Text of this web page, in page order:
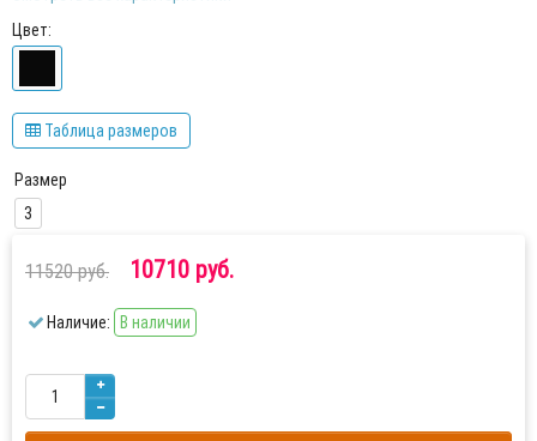
Цвет:
Таблица размеров
Размер
3
11520 руб. 10710 руб.
Наличие: В наличии